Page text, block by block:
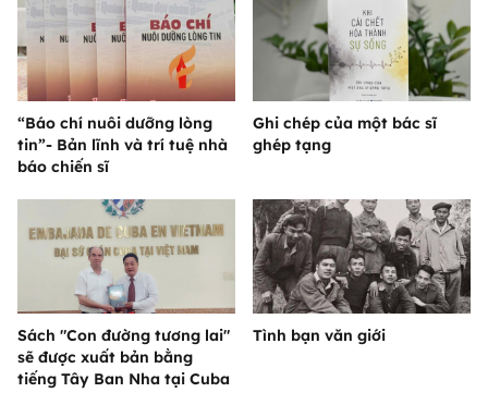
“Báo chí nuôi dưỡng lòng
tin”- Bản lĩnh và trí tuệ nhà
báo chiến sĩ
Ghi chép của một bác sĩ
ghép tạng
Sách "Con đường tương lai"
sẽ được xuất bản bằng
tiếng Tây Ban Nha tại Cuba
Tình bạn văn giới